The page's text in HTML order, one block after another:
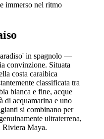
immerso nel ritmo
in spagnolo —
convinzione. Situata
costa caraibica
classificata tra
bianca e fine, acque
di acquamarina e uno
si combinano per
ultraterrena,
Riviera Maya.